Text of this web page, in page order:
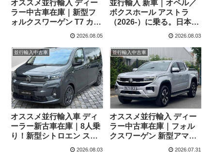
オススメ並行輸入 ディー
ラー中古車在庫｜新型フ
ォルクスワーゲン T7 カラ
2026.08.05
並行輸入 新車｜オペル／
ボクスホール アストラ
（2026-）に乗る。日本未
導入ハッチバック／ワゴ
格の情報。
2026.08.03
並行輸入中古車
オススメ並行輸入車 ディ
ーラー新古車在庫｜8人乗
り！新型シトロエン スペ
2026.08.03
並行輸入中古車
オススメ並行輸入 ディー
ラー中古車在庫｜フォル
クスワーゲン 新型アマロ
ック Style 2.0TDI 205PS
2026.07.31